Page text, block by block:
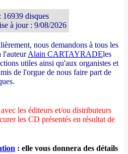
16939 disques
à jour : 9/08/2026
nous demandons à tous les
l'auteurAlain CARTAYRADEles
utiles ainsi qu'aux organistes et
de l'orgue de nous faire part de
les éditeurs et/ou distributeurs
les CD présentés en résultat de
: elle vous donnera des détails